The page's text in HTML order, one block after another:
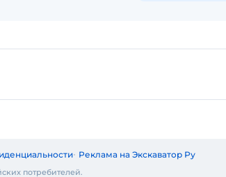
Реклама на Экскаватор Ру
потребителей.